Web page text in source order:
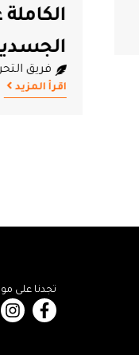
الكاملة
الجسدية
الغنوشي
فريق التحرير
اقرأ المزيد
تجدنا على